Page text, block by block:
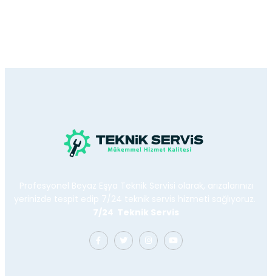
Profesyonel Beyaz Eşya Teknik Servisi olarak, arızalarınızı
yerinizde tespit edip 7/24 teknik servis hizmeti sağlıyoruz.
7/24 Teknik Servis